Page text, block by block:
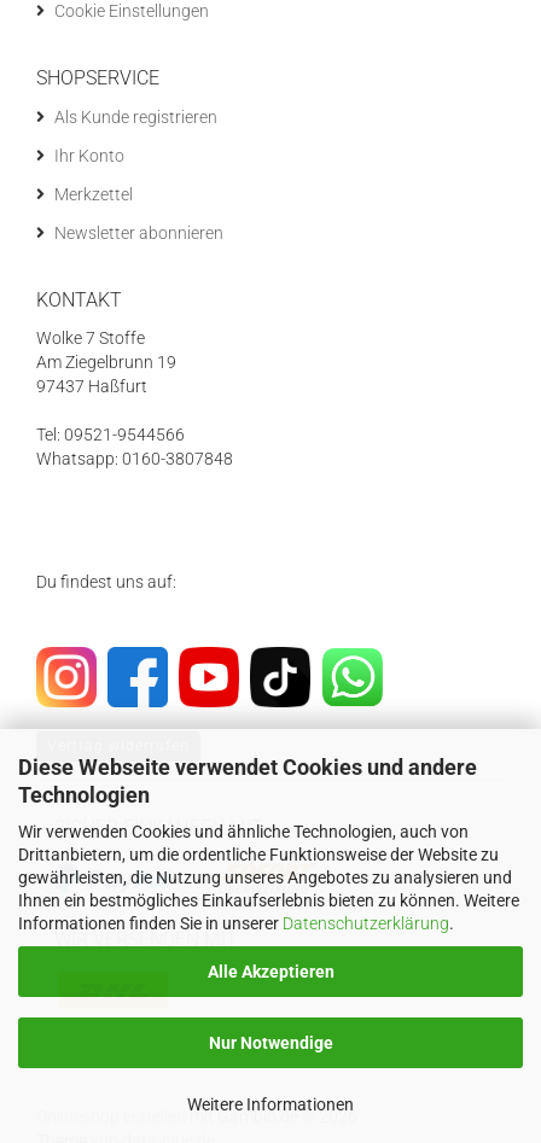
Diese Webseite verwendet Cookies und andere
Technologien
Wir verwenden Cookies und ähnliche Technologien, auch von
Drittanbietern, um die ordentliche Funktionsweise der Website zu
gewährleisten, die Nutzung unseres Angebotes zu analysieren und
Ihnen ein bestmögliches Einkaufserlebnis bieten zu können. Weitere
Informationen finden Sie in unserer Datenschutzerklärung.
Alle Akzeptieren
Nur Notwendige
Weitere Informationen
Cookie Einstellungen
SHOPSERVICE
Als Kunde registrieren
Ihr Konto
Merkzettel
Newsletter abonnieren
KONTAKT
Wolke 7 Stoffe
Am Ziegelbrunn 19
97437 Haßfurt
Tel: 09521-9544566
Whatsapp: 0160-3807848
Du findest uns auf:
SICHER EINKAUFEN MIT
mit Gambio.de © 2026